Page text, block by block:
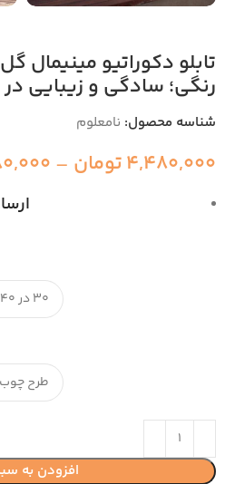
تابلو دکوراتیو مینیمال
رنگی؛ سادگی و زیبایی
شناسه محصول: نامعلوم
4,480,000تومان –
ارسال
افزودن به